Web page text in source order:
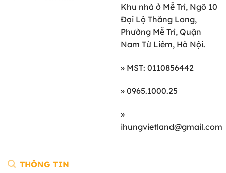
Khu nhà ở Mễ Trì, Ngõ 10
Đại Lộ Thăng Long,
Phường Mễ Trì, Quận
Nam Từ Liêm, Hà Nội.
» MST: 0110856442
» 0965.1000.25
»
ihungvietland@gmail.com
THÔNG TIN